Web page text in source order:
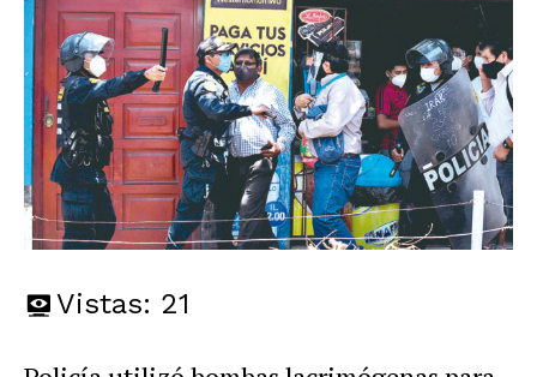
Vistas: 21